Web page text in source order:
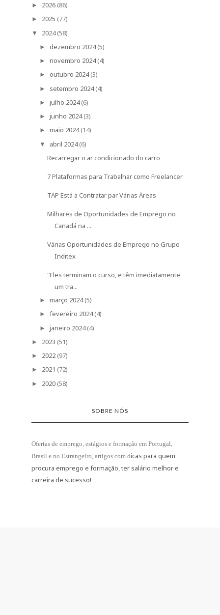
► 2026 (86)
► 2025 (77)
▼ 2024 (58)
► dezembro 2024 (5)
► novembro 2024 (4)
► outubro 2024 (3)
► setembro 2024 (4)
► julho 2024 (6)
► junho 2024 (3)
► maio 2024 (14)
▼ abril 2024 (6)
Recarregar o ar condicionado do carro
7 Plataformas para Trabalhar como Freelancer
TAP Está a Contratar par Várias Áreas
Milhares de Oportunidades de Emprego no
Canadá na ...
Várias Oportunidades de Emprego no Grupo
Inditex
"Eles terminam o curso, e têm imediatamente
um tra...
► março 2024 (5)
► fevereiro 2024 (4)
► janeiro 2024 (4)
► 2023 (51)
► 2022 (97)
► 2021 (72)
► 2020 (58)
SOBRE NÓS
Ofertas de emprego, estágios e formação em Portugal,
Brasil e no Estrangeiro , artigos com dicas para quem
procura emprego e formação, ter salário melhor e
carreira de sucesso!